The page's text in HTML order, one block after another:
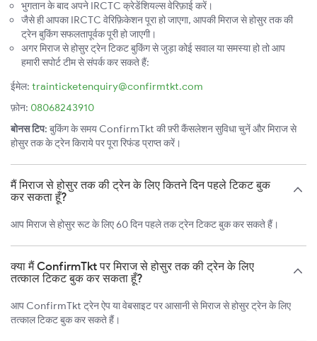
भुगतान के बाद अपने IRCTC क्रेडेंशियल्स वेरिफ़ाई करें।
जैसे ही आपका IRCTC वेरिफ़िकेशन पूरा हो जाएगा, आपकी मिराज से होसुर तक की
ट्रेन बुकिंग सफलतापूर्वक पूरी हो जाएगी।
अगर मिराज से होसुर ट्रेन टिकट बुकिंग से जुड़ा कोई सवाल या समस्या हो तो आप
हमारी सपोर्ट टीम से संपर्क कर सकते हैं:
ईमेल: trainticketenquiry@confirmtkt.com
फ़ोन: 08068243910
बोनस टिप: बुकिंग के समय ConfirmTkt की फ़्री कैंसलेशन सुविधा चुनें और मिराज से
होसुर तक के ट्रेन किराये पर पूरा रिफंड प्राप्त करें।
मैं मिराज से होसुर तक की ट्रेन के लिए कितने दिन पहले टिकट बुक
कर सकता हूँ?
आप मिराज से होसुर रूट के लिए 60 दिन पहले तक ट्रेन टिकट बुक कर सकते हैं।
क्या मैं ConfirmTkt पर मिराज से होसुर तक की ट्रेन के लिए
तत्काल टिकट बुक कर सकता हूँ?
आप ConfirmTkt ट्रेन ऐप या वेबसाइट पर आसानी से मिराज से होसुर ट्रेन के लिए
तत्काल टिकट बुक कर सकते हैं।